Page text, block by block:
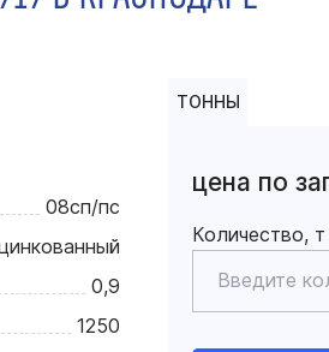
08сп/пс
0,9
1250
ТОННЫ
цена по
Количество, т